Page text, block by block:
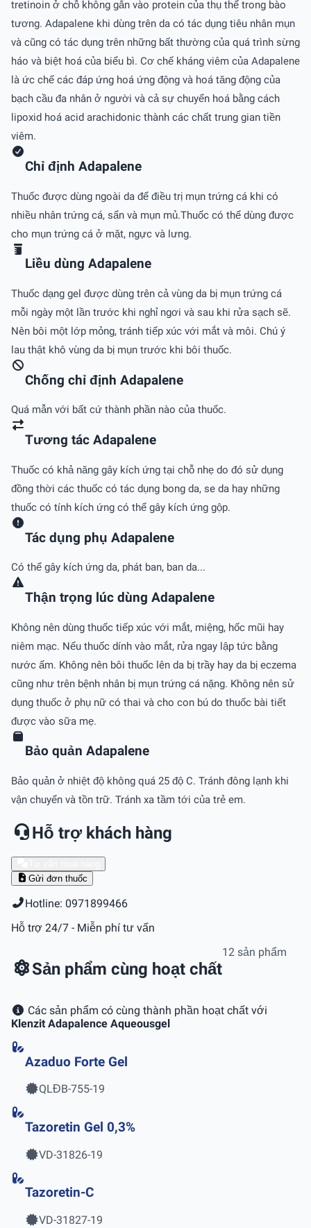
tretinoin ở chỗ không gắn vào protein của thụ thể trong bào
tương. Adapalene khi dùng trên da có tác dụng tiêu nhân mụn
và cũng có tác dụng trên những bất thường của quá trình sừng
háo và biệt hoá của biểu bì. Cơ chế kháng viêm của Adapalene
là ức chế các đáp ứng hoá ứng động và hoá tăng động của
bạch cầu đa nhân ở người và cả sự chuyển hoá bằng cách
lipoxid hoá acid arachidonic thành các chất trung gian tiền
viêm.
Chỉ định Adapalene
Thuốc được dùng ngoài da để điều trị mụn trứng cá khi có
nhiều nhân trứng cá, sẩn và mụn mủ.Thuốc có thể dùng được
cho mụn trứng cá ở mặt, ngực và lưng.
Liều dùng Adapalene
Thuốc dạng gel được dùng trên cả vùng da bị mụn trứng cá
mỗi ngày một lần trước khi nghỉ ngơi và sau khi rửa sạch sẽ.
Nên bôi một lớp mỏng, tránh tiếp xúc với mắt và môi. Chú ý
lau thật khô vùng da bị mụn trước khi bôi thuốc.
Chống chỉ định Adapalene
Quá mẫn với bất cứ thành phần nào của thuốc.
Tương tác Adapalene
Thuốc có khả năng gây kích ứng tại chỗ nhẹ do đó sử dụng
đồng thời các thuốc có tác dụng bong da, se da hay những
thuốc có tính kích ứng có thể gây kích ứng gộp.
Tác dụng phụ Adapalene
Có thể gây kích ứng da, phát ban, ban da...
Thận trọng lúc dùng Adapalene
Không nên dùng thuốc tiếp xúc với mắt, miệng, hốc mũi hay
niêm mạc. Nếu thuốc dính vào mắt, rửa ngay lập tức bằng
nước ấm. Không nên bôi thuốc lên da bị trầy hay da bị eczema
cũng như trên bệnh nhân bị mụn trứng cá nặng. Không nên sử
dụng thuốc ở phụ nữ có thai và cho con bú do thuốc bài tiết
được vào sữa mẹ.
Bảo quản Adapalene
Bảo quản ở nhiệt độ không quá 25 độ C. Tránh đông lạnh khi
vận chuyển và tồn trữ. Tránh xa tầm tới của trẻ em.
Hỗ trợ khách hàng
Gửi đơn thuốc
Hotline: 0971899466
Hỗ trợ 24/7 - Miễn phí tư vấn
Sản phẩm cùng hoạt chất
12 sản phẩm
Các sản phẩm có cùng thành phần hoạt chất với
Klenzit Adapalence Aqueousgel
Azaduo Forte Gel
QLĐB-755-19
Tazoretin Gel 0,3%
VD-31826-19
Tazoretin-C
VD-31827-19